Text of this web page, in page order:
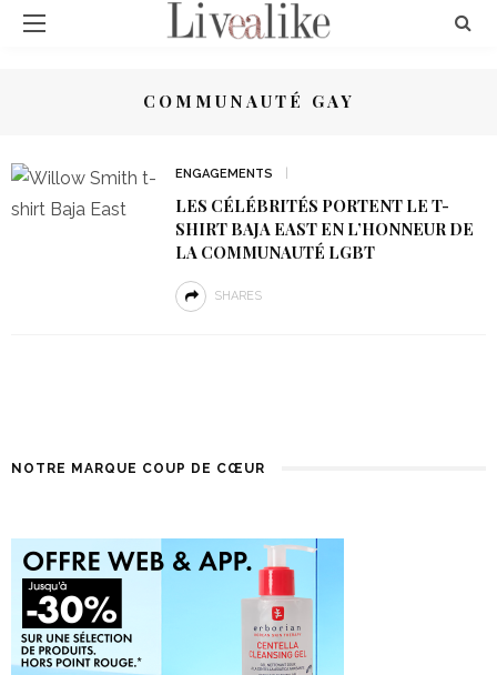
COMMUNAUTÉ GAY
ENGAGEMENTS
LES CÉLÉBRITÉS PORTENT LE T-
SHIRT BAJA EAST EN L’HONNEUR DE
LA COMMUNAUTÉ LGBT
SHARES
NOTRE MARQUE COUP DE CŒUR